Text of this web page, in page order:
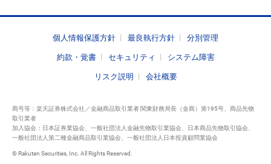
個人情報保護方針 最良執行方針 分別管理
約款・覚書 セキュリティ システム障害
リスク説明 会社概要
商号等：楽天証券株式会社／金融商品取引業者 関東財務局長（金商）第195号、商品先物
取引業者
加入協会：日本証券業協会、一般社団法人金融先物取引業協会、日本商品先物取引協会、
一般社団法人第二種金融商品取引業協会、一般社団法人日本投資顧問業協会
© Rakuten Securities, Inc. All Rights Reserved.